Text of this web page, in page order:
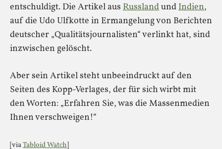
entschuldigt. Die Artikel aus RusslandundIndien,
auf die Udo Ulfkotte in Ermangelung von Berichten
deutscher „Qualitätsjournalisten“ verlinkt hat, sind
inzwischen gelöscht.
Aber sein Artikel steht unbeeindruckt auf den
Seiten des Kopp-Verlages, der für sich wirbt mit
den Worten: „Erfahren Sie, was die Massenmedien
Ihnen verschweigen!“
[viaTabloid Watch]